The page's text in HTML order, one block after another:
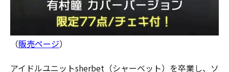
（販売ページ）
アイドルユニットsherbet（シャーベット）を卒業し、ソ